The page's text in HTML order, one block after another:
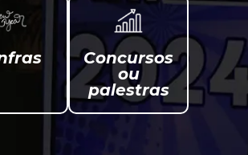
Concursos
ou
palestras